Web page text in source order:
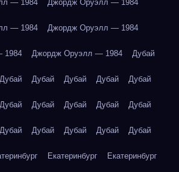
— 1984 Джордж Оруэлл — 1984
— 1984 Джордж Оруэлл — 1984
1984 Джордж Оруэлл — 1984 Дубай
Дубай Дубай Дубай Дубай Дубай
Дубай Дубай Дубай Дубай Дубай
Дубай Дубай Дубай Дубай Дубай
Екатеринбург Екатеринбург